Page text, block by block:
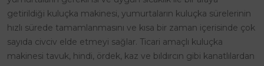
getirildiği kuluçka makinesi, yumurtaların kuluçka sürelerinin
hızlı sürede tamamlanmasını ve kısa bir zaman içerisinde çok
sayıda civciv elde etmeyi sağlar. Ticari amaçlı kuluçka
makinesi tavuk, hindi, ördek, kaz ve bıldırcın gibi kanatlılardan